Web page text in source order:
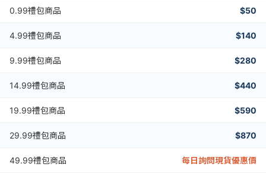
0.99禮包商品 $50
4.99禮包商品 $140
9.99禮包商品 $280
14.99禮包商品 $440
19.99禮包商品 $590
29.99禮包商品 $870
49.99禮包商品 每日詢問現貨優惠價